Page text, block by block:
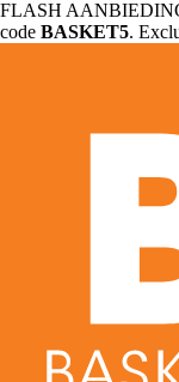
FLASH
code BASKET5.